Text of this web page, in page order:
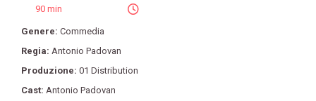
90 min
Genere: Commedia
Regia: Antonio Padovan
Produzione: 01 Distribution
Cast: Antonio Padovan